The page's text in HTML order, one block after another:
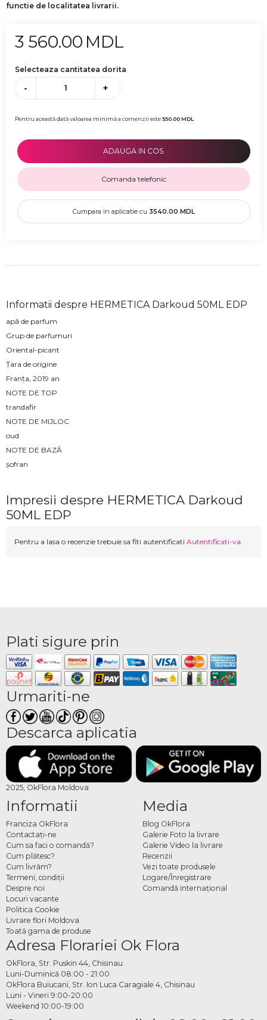
functie de localitatea livrarii.
3 560.00 MDL
Selecteaza cantitatea dorita
- +
Pentru această dată valoarea minimă a comenzii este550.00MDL
ADAUGA IN COS
Comanda telefonic
Cumpara in aplicatie cu 3540.00 MDL
Informatii despre HERMETICA Darkoud 50ML EDP
apă de parfum
Grup de parfumuri
Oriental-picant
Țara de origine
Franța, 2019 an
NOTE DE TOP
trandafir
NOTE DE MIJLOC
oud
NOTE DE BAZĂ
şofran
Impresii despre HERMETICA Darkoud
50ML EDP
Pentru a lasa o recenzie trebuie sa fiti autentificati Autentificati-va
Plati sigure prin
Urmariti-ne
Descarca aplicatia
2025, OkFlora Moldova
Informatii
Franciza OkFlora
Contactaţi-ne
Cum sa faci o comandă?
Cum plătesc?
Cum livrăm?
Termeni, condiţii
Despre noi
Locuri vacante
Politica Cookie
Livrare flori Moldova
Toată gama de produse
Media
Blog OkFlora
Galerie Foto la livrare
Galerie Video la livrare
Recenzii
Vezi toate produsele
Logare/Înregistrare
Comandă Internațional
Adresa Florariei Ok Flora
OkFlora, Str. Puskin 44, Chisinau
Luni-Duminică 08:00 - 21:00
OkFlora Buiucani, Str. Ion Luca Caragiale 4, Chisinau
Luni - Vineri 9:00-20:00
Weekend 10:00-19:00